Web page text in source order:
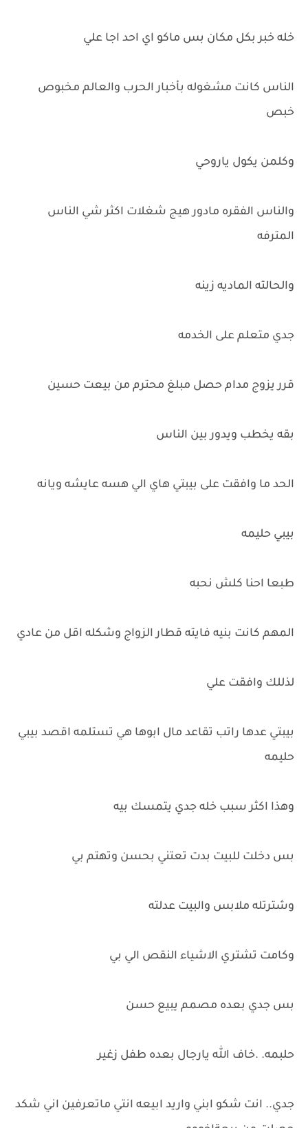
خله خبر بكل مكان بس ماكو اي احد اجا علي
الناس كانت مشغوله بأخبار الحرب والعالم مخبوص
خبص
وكلمن يكول ياروحي
والناس الفقره مادور هيج شغلات اكثر شي الناس
المترفه
والحالته الماديه زينه
جدي متعلم على الخدمه
قرر يزوج مدام حصل مبلغ محترم من بيعت حسين
بقه يخطب ويدور بين الناس
الحد ما وافقت على بيبتي هاي الي هسه عايشه ويانه
بيبي حليمه
طبعا احنا كلش نحبه
المهم كانت بنيه فايته قطار الزواج وشكله اقل من عادي
لذللك وافقت علي
بيبتي عدها راتب تقاعد مال ابوها هي تستلمه اقصد بيبي
حليمه
وهذا اكثر سبب خله جدي يتمسك بيه
بس دخلت للبيت بدت تعتني بحسن وتهتم بي
وشترتله ملابس والبيت عدلته
وكامت تشتري الاشياء النقص الي بي
بس جدي بعده مصمم يبيع حسن
حلبمه. .خاف الله يارجال بعده طفل زغير
جدي.. انت شكو ابني واريد ابيعه انتي ماتعرفين اني شكد